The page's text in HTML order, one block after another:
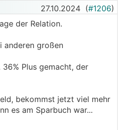
27.10.2024 (#1206)
der Relation.
anderen großen
Plus gemacht, der
bekommst jetzt viel mehr
es am Sparbuch war...